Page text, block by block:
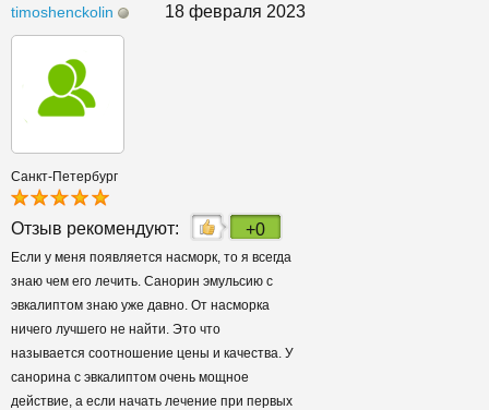
timoshenckolin 18 февраля 2023
Санкт-Петербург
Отзыв рекомендуют: +0
Если у меня появляется насморк, то я всегда
знаю чем его лечить. Санорин эмульсию с
эвкалиптом знаю уже давно. От насморка
ничего лучшего не найти. Это что
называется соотношение цены и качества. У
санорина с эвкалиптом очень мощное
действие, а если начать лечение при первых